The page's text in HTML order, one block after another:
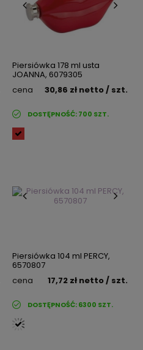
Piersiówka 178 ml usta
JOANNA, 6079305
cena
30,86 zł netto/ szt.
DOSTĘPNOŚĆ:700 SZT.
Piersiówka 104 ml PERCY,
6570807
cena
17,72 zł netto/ szt.
DOSTĘPNOŚĆ:6300 SZT.